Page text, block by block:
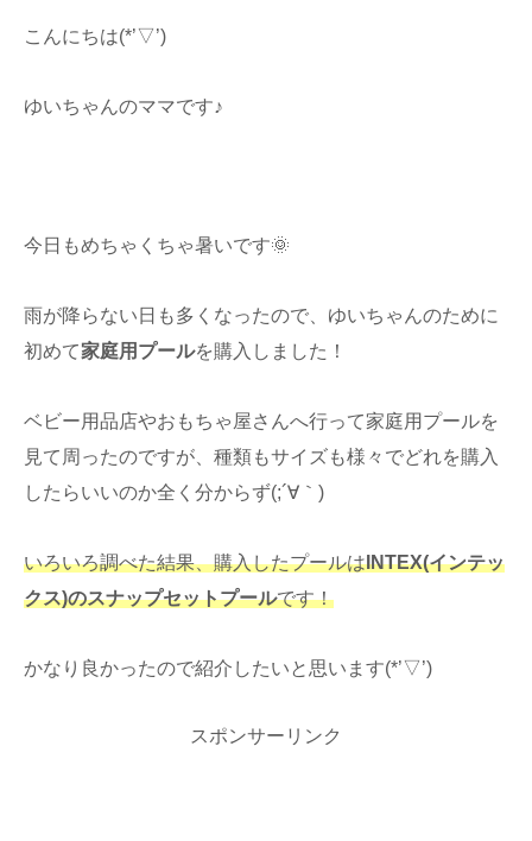
こんにちは(*’▽’)
ゆいちゃんのママです♪
今日もめちゃくちゃ暑いです🌞
雨が降らない日も多くなったので、ゆいちゃんのために
初めて家庭用プールを購入しました！
ベビー用品店やおもちゃ屋さんへ行って家庭用プールを
見て周ったのですが、種類もサイズも様々でどれを購入
したらいいのか全く分からず(;´∀｀)
いろいろ調べた結果、購入したプールはINTEX(インテッ
クス)のスナップセットプールです！
かなり良かったので紹介したいと思います(*’▽’)
スポンサーリンク